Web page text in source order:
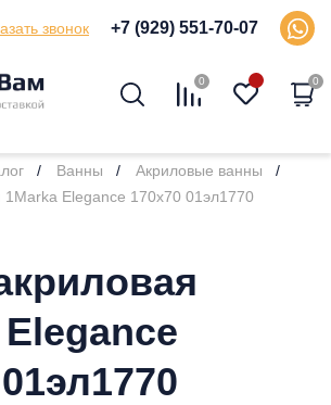
звонок +7 (929) 551-70-07
0 0
Ванны
Акриловые ванны
1Marka Elegance 170x70 01эл1770